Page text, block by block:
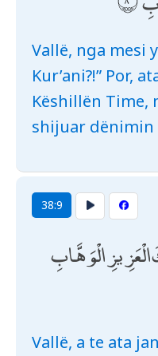
Vallë, nga mesi
Kur’ani?!” Por,
Këshillën Time,
shijuar dënimin
38:9
الْوَهَّابِ
Vallë, a te ata